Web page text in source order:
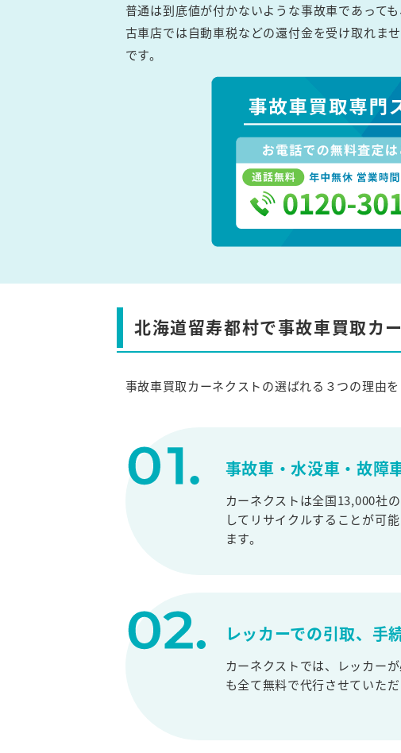
普通は到底値が付かないような事故車であっても
古車店では自動車税などの還付金を受け取れませ
です。
北海道留寿都村で事故車買取カ
事故車買取カーネクストの選ばれる３つの理由を
事故車・水没車・故障
カーネクストは全国13,000社
してリサイクルすることが可
ます。
レッカーでの引取、手
カーネクストでは、レッカー
も全て無料で代行させていた